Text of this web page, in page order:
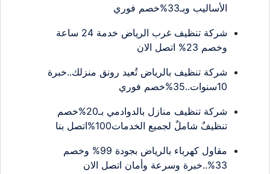
الأساليب وبـ33%خصم فوري
شركة تنظيف غرب الرياض خدمة 24 ساعة
وخصم 23% اتصل الان
شركة تنظيف بالرياض تُعيد رونق منزلك..خبرة
10سنوات..35%خصم فوري
شركة تنظيف منازل بالدوادمي بـ20%خصم
تنظيفٌ شاملٌ لجميع الخدمات100%اتصل بنا
مقاول كهرباء بالرياض بجودة 99% وخصم
33%..خبرة وسرعة وأمان اتصل الان